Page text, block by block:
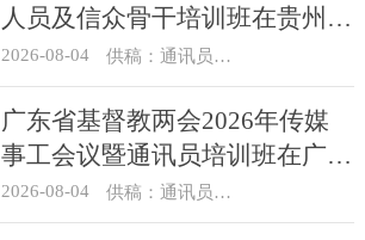
人员及信众骨干培训班在贵州圣
经学校举办
2026-08-04 供稿：通讯员 杨菁
广东省基督教两会2026年传媒
事工会议暨通讯员培训班在广州
举办
2026-08-04 供稿：通讯员 汪浩